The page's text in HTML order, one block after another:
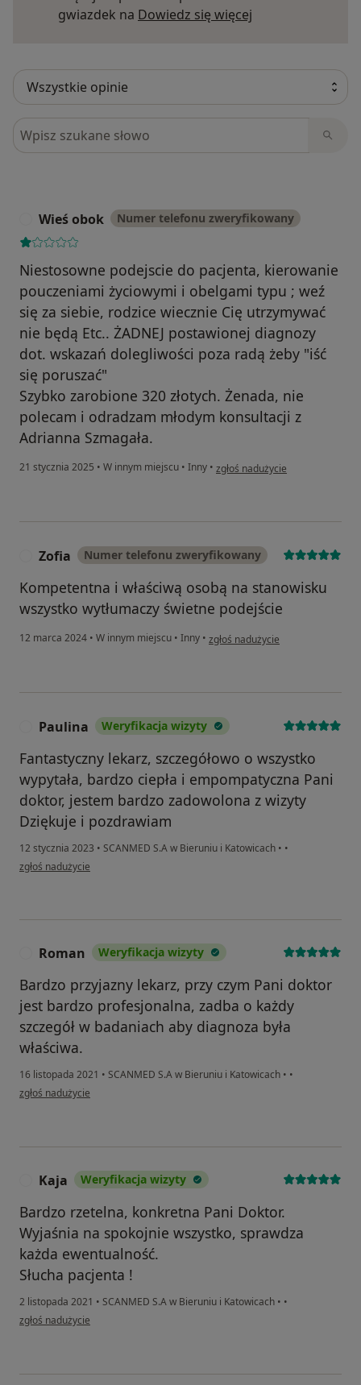
gwiazdek na Dowiedz się więcej
Szukaj w opiniach
Wieś obok Numer telefonu zweryfikowany
Niestosowne podejscie do pacjenta, kierowanie
pouczeniami życiowymi i obelgami typu ; weź
się za siebie, rodzice wiecznie Cię utrzymywać
nie będą Etc.. ŻADNEJ postawionej diagnozy
dot. wskazań dolegliwości poza radą żeby "iść
się poruszać"
Szybko zarobione 320 złotych. Żenada, nie
polecam i odradzam młodym konsultacji z
Adrianna Szmagała.
21 stycznia 2025 • W innym miejscu • Inny • w opinii użytkownika Wieś obok
zgłoś nadużycie
Zofia Numer telefonu zweryfikowany
Kompetentna i właściwą osobą na stanowisku
wszystko wytłumaczy świetne podejście
12 marca 2024 • W innym miejscu • Inny • w opinii użytkownika Zofia
zgłoś nadużycie
Paulina Weryfikacja wizyty
Fantastyczny lekarz, szczegółowo o wszystko
wypytała, bardzo ciepła i empompatyczna Pani
doktor, jestem bardzo zadowolona z wizyty
Dziękuje i pozdrawiam
12 stycznia 2023 • SCANMED S.A w Bieruniu i Katowicach • •
w opinii użytkownika Paulina
zgłoś nadużycie
Roman Weryfikacja wizyty
Bardzo przyjazny lekarz, przy czym Pani doktor
jest bardzo profesjonalna, zadba o każdy
szczegół w badaniach aby diagnoza była
właściwa.
16 listopada 2021 • SCANMED S.A w Bieruniu i Katowicach • •
w opinii użytkownika Roman
zgłoś nadużycie
Kaja Weryfikacja wizyty
Bardzo rzetelna, konkretna Pani Doktor.
Wyjaśnia na spokojnie wszystko, sprawdza
każda ewentualność.
Słucha pacjenta !
2 listopada 2021 • SCANMED S.A w Bieruniu i Katowicach • •
w opinii użytkownika Kaja
zgłoś nadużycie